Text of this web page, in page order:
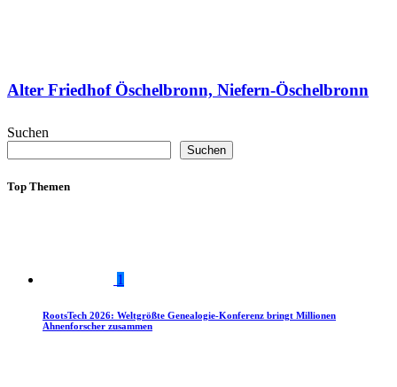
Alter Friedhof Öschelbronn, Niefern-Öschelbronn
Suchen
Suchen
Top Themen
1
RootsTech 2026: Weltgrößte Genealogie-Konferenz bringt Millionen
Ahnenforscher zusammen